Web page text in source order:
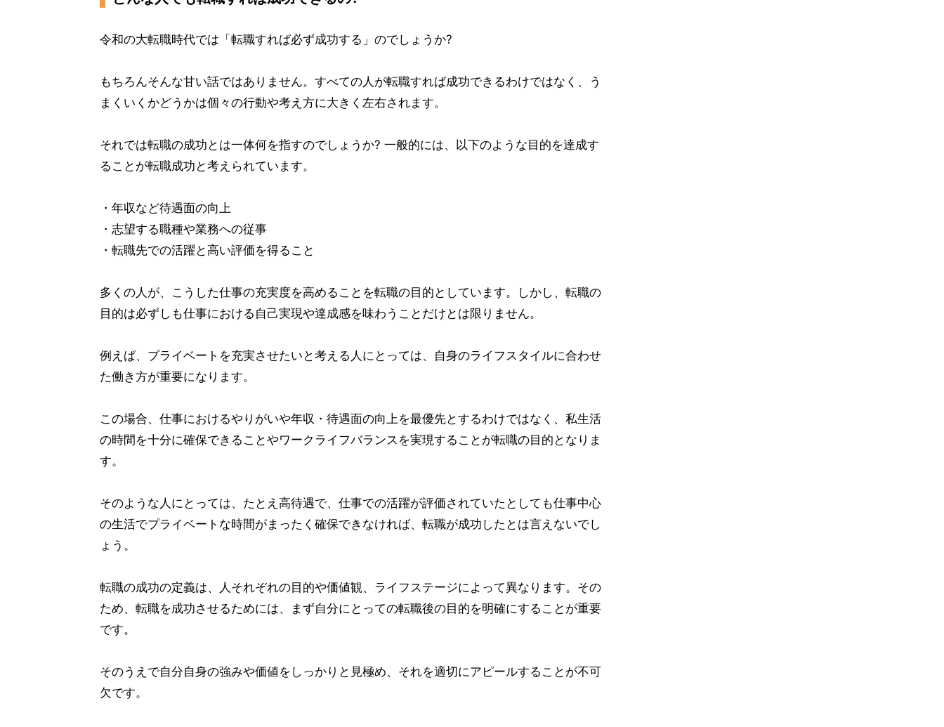
令和の大転職時代では「転職すれば必ず成功する」のでしょうか?
もちろんそんな甘い話ではありません。すべての人が転職すれば成功できるわけではなく、う
まくいくかどうかは個々の行動や考え方に大きく左右されます。
それでは転職の成功とは一体何を指すのでしょうか? 一般的には、以下のような目的を達成す
ることが転職成功と考えられています。
・年収など待遇面の向上
・志望する職種や業務への従事
・転職先での活躍と高い評価を得ること
多くの人が、こうした仕事の充実度を高めることを転職の目的としています。しかし、転職の
目的は必ずしも仕事における自己実現や達成感を味わうことだけとは限りません。
例えば、プライベートを充実させたいと考える人にとっては、自身のライフスタイルに合わせ
た働き方が重要になります。
この場合、仕事におけるやりがいや年収・待遇面の向上を最優先とするわけではなく、私生活
の時間を十分に確保できることやワークライフバランスを実現することが転職の目的となりま
す。
そのような人にとっては、たとえ高待遇で、仕事での活躍が評価されていたとしても仕事中心
の生活でプライベートな時間がまったく確保できなければ、転職が成功したとは言えないでし
ょう。
転職の成功の定義は、人それぞれの目的や価値観、ライフステージによって異なります。その
ため、転職を成功させるためには、まず自分にとっての転職後の目的を明確にすることが重要
です。
そのうえで自分自身の強みや価値をしっかりと見極め、それを適切にアピールすることが不可
欠です。